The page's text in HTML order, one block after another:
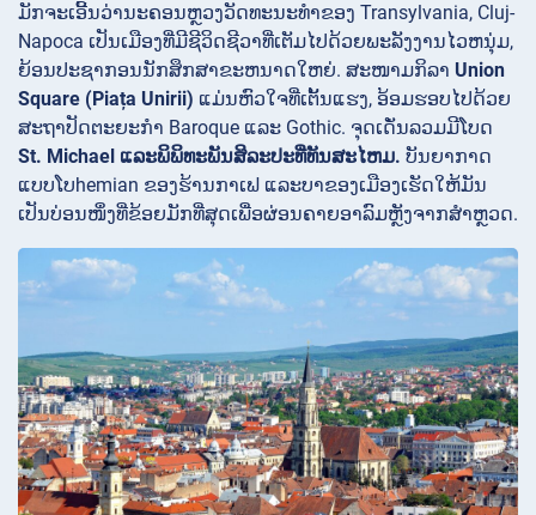
ມັກຈະເອີ້ນວ່ານະຄອນຫຼວງວັດທະນະທໍາຂອງ Transylvania, Cluj-
Napoca ເປັນເມືອງທີ່ມີຊີວິດຊີວາທີ່ເຕັມໄປດ້ວຍພະລັງງານໄວຫນຸ່ມ,
ຍ້ອນປະຊາກອນນັກສຶກສາຂະຫນາດໃຫຍ່. ສະໜາມກິລາ Union
Square (Piața Unirii) ແມ່ນຫົວໃຈທີ່ເຕັ້ນແຮງ, ອ້ອມຮອບໄປດ້ວຍ
ສະຖາປັດຕະຍະກຳ Baroque ແລະ Gothic. ຈຸດເດັ່ນລວມມີໂບດ
St. Michael ແລະພິພິທະພັນສິລະປະທີ່ທັນສະໄຫມ. ບັນຍາກາດ
ແບບໂບhemian ຂອງຮ້ານກາເຟ ແລະບາຂອງເມືອງເຮັດໃຫ້ມັນ
ເປັນບ່ອນໜຶ່ງທີ່ຂ້ອຍມັກທີ່ສຸດເພື່ອຜ່ອນຄາຍອາລົມຫຼັງຈາກສຳຫຼວດ.